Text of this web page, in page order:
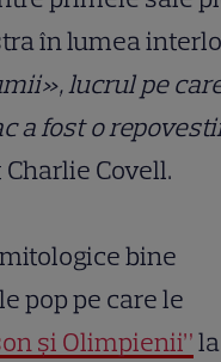
în lumea
lucrul pe
a fost o
Covell.
bine
pop pe care le
și Olimpienii”la